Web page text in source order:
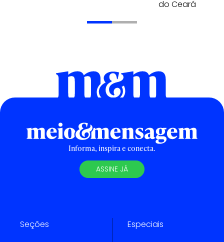
do Ceará
Informa, inspira e conecta.
ASSINE JÁ
Seções Especiais